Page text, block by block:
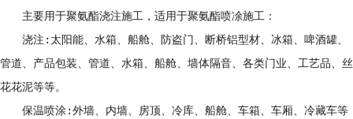
主要用于聚氨酯浇注施工，适用于聚氨酯喷凃施工：
浇注:太阳能、水箱、船舱、防盗门、断桥铝型材、冰箱、啤酒罐、
管道、产品包装、管道、水箱、船舱、墙体隔音、各类门业、工艺品、丝
花花泥等等。
保温喷涂:外墙、内墙、房顶、冷库、船舱、车箱、车厢、冷藏车等